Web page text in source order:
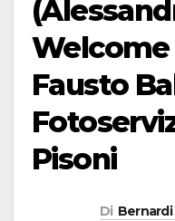
Welcome
Fausto
Pisoni
Di